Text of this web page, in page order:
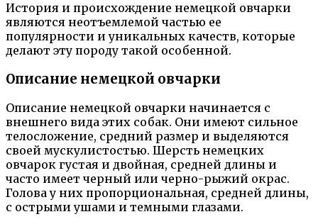
История и происхождение немецкой овчарки
являются неотъемлемой частью ее
популярности и уникальных качеств, которые
делают эту породу такой особенной.
Описание немецкой овчарки
Описание немецкой овчарки начинается с
внешнего вида этих собак. Они имеют сильное
телосложение, средний размер и выделяются
своей мускулистостью. Шерсть немецких
овчарок густая и двойная, средней длины и
часто имеет черный или черно-рыжий окрас.
Голова у них пропорциональная, средней длины,
с острыми ушами и темными глазами.